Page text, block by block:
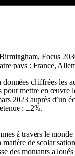
Focus
pays : France,
chiffrées les
mettre en
2023 auprès
: ±2%.
à travers le
de
des montants